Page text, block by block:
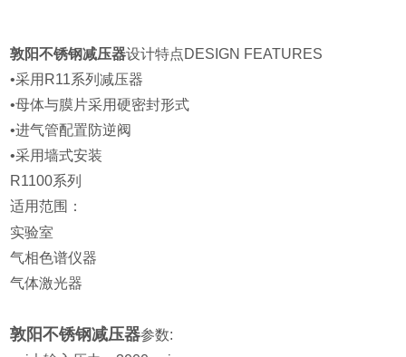
敦阳不锈钢减压器设计特点DESIGN FEATURES
•采用R11系列减压器
•母体与膜片采用硬密封形式
•进气管配置防逆阀
•采用墙式安装
R1100系列
适用范围：
实验室
气相色谱仪器
气体激光器
敦阳不锈钢减压器参数: